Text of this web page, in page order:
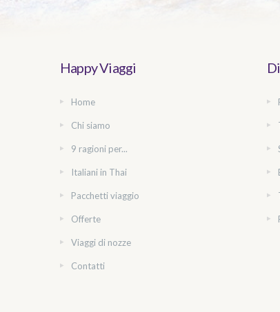
Happy Viaggi
Home
Chi siamo
9 ragioni per...
Italiani in Thai
Pacchetti viaggio
Offerte
Viaggi di nozze
Contatti